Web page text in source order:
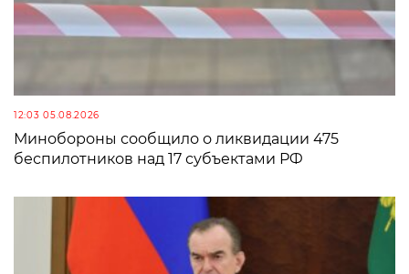
12:03 05.08.2026
Минобороны сообщило о ликвидации 475
беспилотников над 17 субъектами РФ